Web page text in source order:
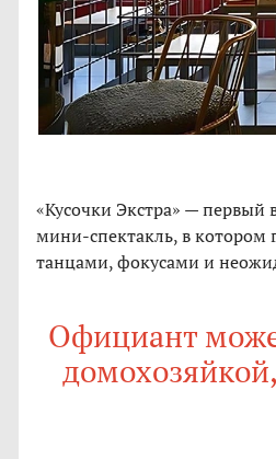
«Кусочки Экстра» — первый
мини-спектакль, в котором
танцами, фокусами и
Официант